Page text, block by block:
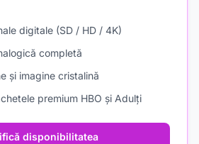
digitale (SD / HD / 4K)
completă
și imagine cristalină
premium HBO și Adulți
disponibilitatea